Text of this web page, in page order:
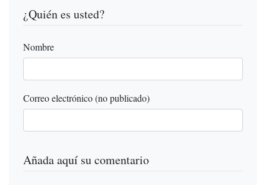
¿Quién es usted?
Nombre
Correo electrónico (no publicado)
Añada aquí su comentario